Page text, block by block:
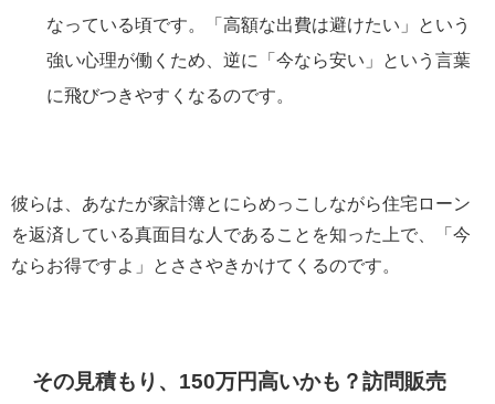
なっている頃です。「高額な出費は避けたい」という
強い心理が働くため、逆に「今なら安い」という言葉
に飛びつきやすくなるのです。
彼らは、あなたが家計簿とにらめっこしながら住宅ローン
を返済している真面目な人であることを知った上で、「今
ならお得ですよ」とささやきかけてくるのです。
その見積もり、150万円高いかも？訪問販売